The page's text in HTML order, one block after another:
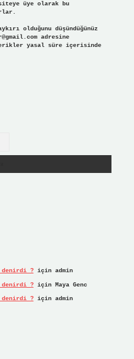
üye olarak bu
olduğunu düşündüğünüz
adresine
yasal süre içerisinde
denirdi ?için admin
denirdi ?için Maya Genc
denirdi ?için admin